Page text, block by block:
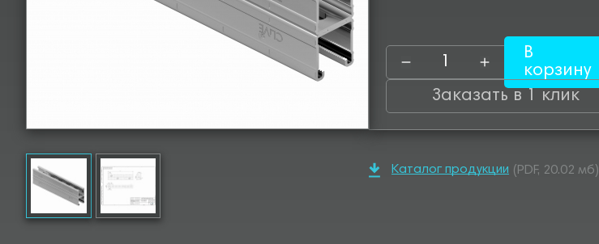
В
корзину
Заказать в 1 клик
Каталог продукции (PDF, 20.02 мб)